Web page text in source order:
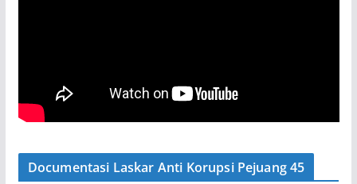
Documentasi Laskar Anti Korupsi Pejuang 45